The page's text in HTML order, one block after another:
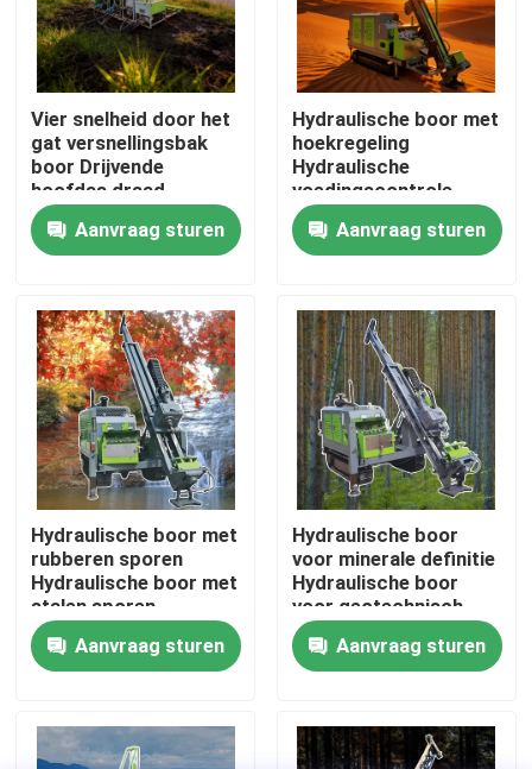
Thuis
Producten
Over ons
Fabrieksreis
Kwaliteitscontrole
Contacteer ons
Vraag een offerte aan
Geofysisch Exploratieinstrument
Het geofysische goed Registreren
Vier snelheid door het
gat versnellingsbak
boor Drijvende
hoofdas draad
Hydraulische boor
Aanvraag sturen
Hydraulische boor met
hoekregeling
Hydraulische
voedingscontrole
kernboor
Aanvraag sturen
Hydraulische boor met
rubberen sporen
Hydraulische boor met
stalen sporen
Aanvraag sturen
Hydraulische boor
voor minerale definitie
Hydraulische boor
voor geotechnisch
onderzoek
Aanvraag sturen